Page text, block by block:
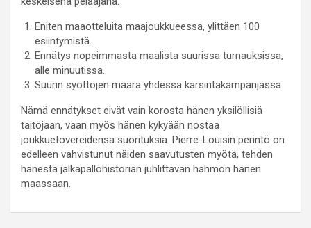
Eniten maaotteluita maajoukkueessa, ylittäen 100
esiintymistä.
Ennätys nopeimmasta maalista suurissa turnauksissa,
alle minuutissa.
Suurin syöttöjen määrä yhdessä karsintakampanjassa.
Nämä ennätykset eivät vain korosta hänen yksilöllisiä
taitojaan, vaan myös hänen kykyään nostaa
joukkuetovereidensa suorituksia. Pierre-Louisin perintö on
edelleen vahvistunut näiden saavutusten myötä, tehden
hänestä jalkapallohistorian juhlittavan hahmon hänen
maassaan.